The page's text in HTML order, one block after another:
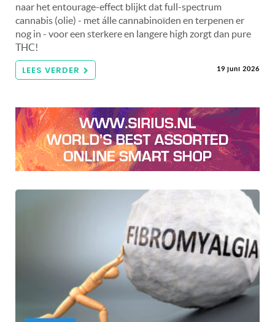
naar het entourage-effect blijkt dat full-spectrum
cannabis (olie) - met álle cannabinoïden en terpenen er
nog in - voor een sterkere en langere high zorgt dan pure
THC!
LEES VERDER 19 juni 2026